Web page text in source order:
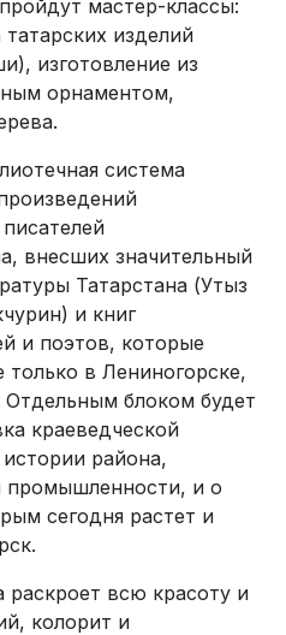
мастер-классы:
изделий
изготовление из
орнаментом,
система
внесших значительный
Татарстана (Утыз
и книг
и поэтов, которые
только в Лениногорске,
Отдельным блоком будет
краеведческой
района,
промышленности, и о
сегодня растет и
раскроет всю красоту и
колорит и